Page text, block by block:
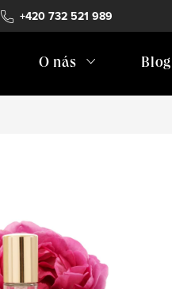
+420 732 521 989
Vrácení zboží Doprava
O nás Blog